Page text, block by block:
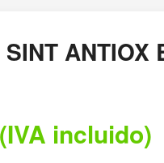
ANTIOX
(IVA incluido)